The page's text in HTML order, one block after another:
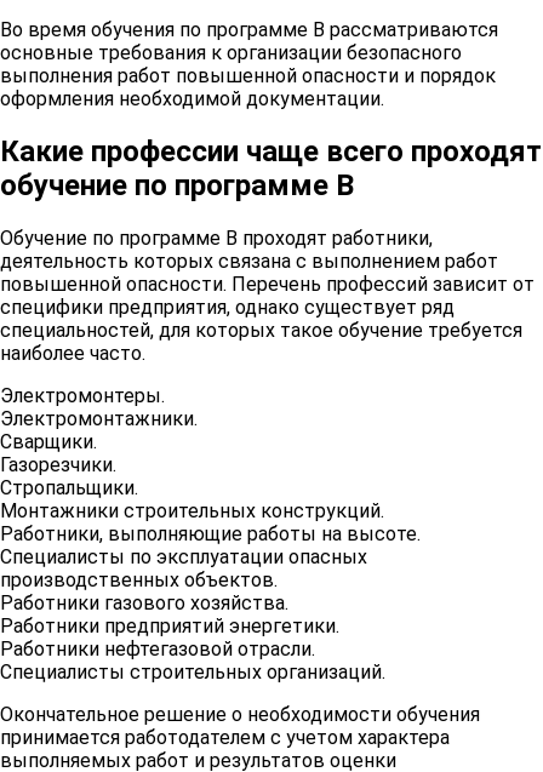
Во время обучения по программе В рассматриваются
основные требования к организации безопасного
выполнения работ повышенной опасности и порядок
оформления необходимой документации.
Какие профессии чаще всего проходят
обучение по программе В
Обучение по программе В проходят работники,
деятельность которых связана с выполнением работ
повышенной опасности. Перечень профессий зависит от
специфики предприятия, однако существует ряд
специальностей, для которых такое обучение требуется
наиболее часто.
Электромонтеры.
Электромонтажники.
Сварщики.
Газорезчики.
Стропальщики.
Монтажники строительных конструкций.
Работники, выполняющие работы на высоте.
Специалисты по эксплуатации опасных
производственных объектов.
Работники газового хозяйства.
Работники предприятий энергетики.
Работники нефтегазовой отрасли.
Специалисты строительных организаций.
Окончательное решение о необходимости обучения
принимается работодателем с учетом характера
выполняемых работ и результатов оценки